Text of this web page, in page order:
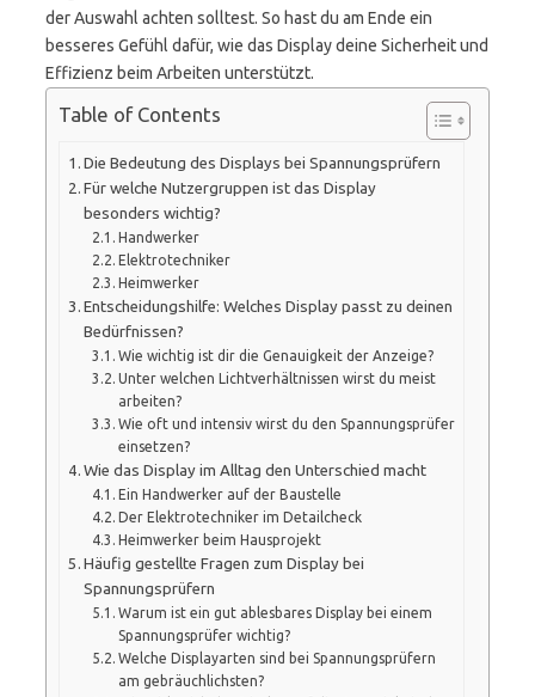
der Auswahl achten solltest. So hast du am Ende ein
besseres Gefühl dafür, wie das Display deine Sicherheit und
Effizienz beim Arbeiten unterstützt.
Table of Contents
Die Bedeutung des Displays bei Spannungsprüfern
Für welche Nutzergruppen ist das Display
besonders wichtig?
Handwerker
Elektrotechniker
Heimwerker
Entscheidungshilfe: Welches Display passt zu deinen
Bedürfnissen?
Wie wichtig ist dir die Genauigkeit der Anzeige?
Unter welchen Lichtverhältnissen wirst du meist
arbeiten?
Wie oft und intensiv wirst du den Spannungsprüfer
einsetzen?
Wie das Display im Alltag den Unterschied macht
Ein Handwerker auf der Baustelle
Der Elektrotechniker im Detailcheck
Heimwerker beim Hausprojekt
Häufig gestellte Fragen zum Display bei
Spannungsprüfern
Warum ist ein gut ablesbares Display bei einem
Spannungsprüfer wichtig?
Welche Displayarten sind bei Spannungsprüfern
am gebräuchlichsten?